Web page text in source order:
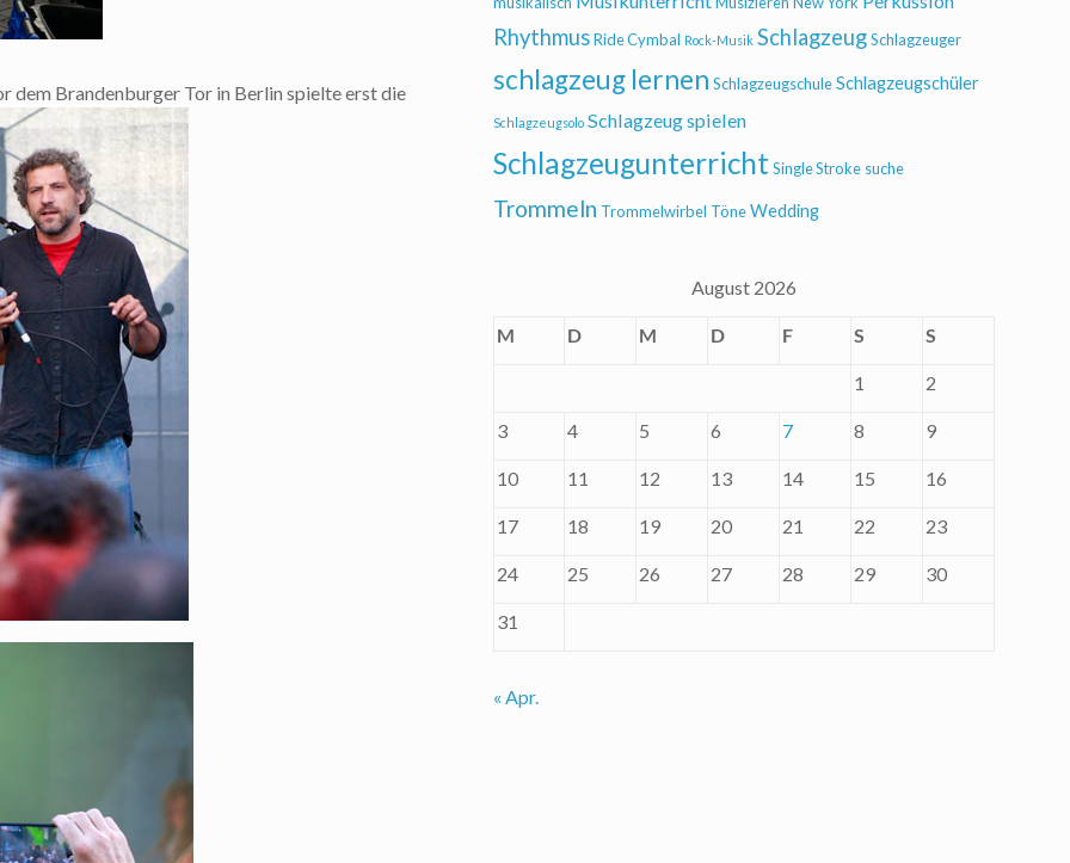
dem Brandenburger Tor in Berlin spielte erst die
RhythmusRide Cymbal Rock-Musik SchlagzeugSchlagzeuger
schlagzeug lernen SchlagzeugschuleSchlagzeugschüler
Schlagzeugsolo Schlagzeug spielen
SchlagzeugunterrichtSingle Stroke suche
Trommeln Trommelwirbel TöneWedding
August 2026
M D M D F S S
1 2
3 4 5 6 7 8 9
10 11 12 13 14 15 16
17 18 19 20 21 22 23
24 25 26 27 28 29 30
31
« Apr.